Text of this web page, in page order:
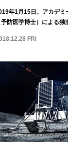
年1月15日。アカデミ
予防医学博士）による
FRI